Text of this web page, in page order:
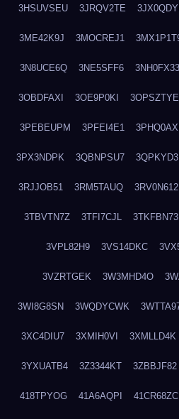
3HSUVSEU 3JRQV2TE
3ME42K9J 3MOCREJ1
3N8UCE6Q 3NE5SFF6 3NH0FX33
3OBDFAXI 3OE9P0KI 3OPSZTYE
3PEBEUPM 3PFEI4E1 3PHQ0AXL
3PX3NDPK 3QBNPSU7
3RJJOB51 3RM5TAUQ 3RV0N612
3TBVTN7Z 3TFI7CJL 3TKFBN73
3VPL82H9 3VS14DKC
3VZRTGEK 3W3MHD4O
3WI8G8SN 3WQDYCWK
3XC4DIU7 3XMIH0VI 3XMLLD4K
3YXUATB4 3Z3344KT 3ZBBJF82
418TPYOG 41A6AQPI 41CR68ZC